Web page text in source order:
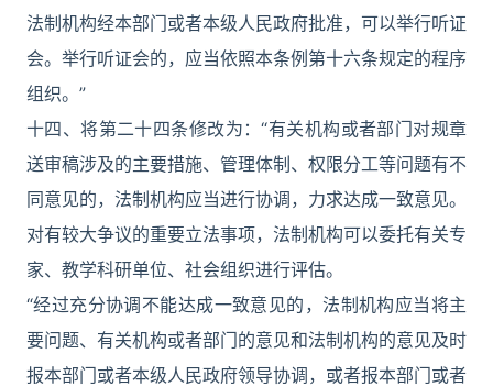
法制机构经本部门或者本级人民政府批准，可以举行听证
会。举行听证会的，应当依照本条例第十六条规定的程序
组织。”
十四、将第二十四条修改为：“有关机构或者部门对规章
送审稿涉及的主要措施、管理体制、权限分工等问题有不
同意见的，法制机构应当进行协调，力求达成一致意见。
对有较大争议的重要立法事项，法制机构可以委托有关专
家、教学科研单位、社会组织进行评估。
“经过充分协调不能达成一致意见的，法制机构应当将主
要问题、有关机构或者部门的意见和法制机构的意见及时
报本部门或者本级人民政府领导协调，或者报本部门或者